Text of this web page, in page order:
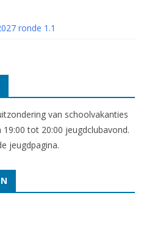
ronde 1.1
van schoolvakanties
tot 20:00 jeugdclubavond.
jeugdpagina.